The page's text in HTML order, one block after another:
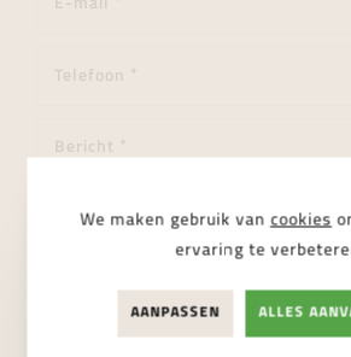
Ik ga akkoord met de privacy
We maken gebruik van cookies
ervaring te
AANPASSEN ALLES